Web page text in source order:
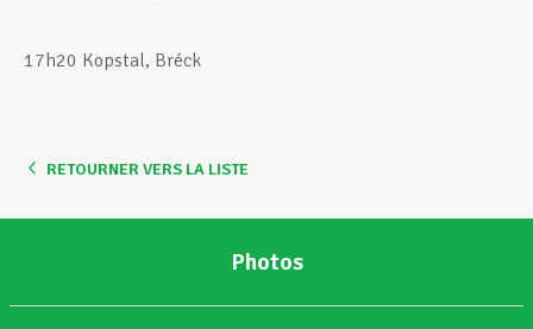
17h20 Kopstal, Bréck
RETOURNER VERS LA LISTE
Photos